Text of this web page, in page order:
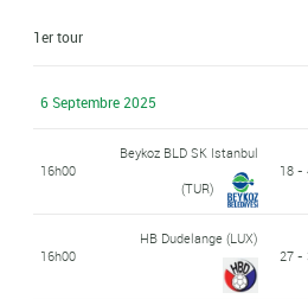
1er tour
6 Septembre 2025
16h00
Beykoz BLD SK Istanbul
(TUR)
18 -
16h00
HB Dudelange (LUX)
27 -